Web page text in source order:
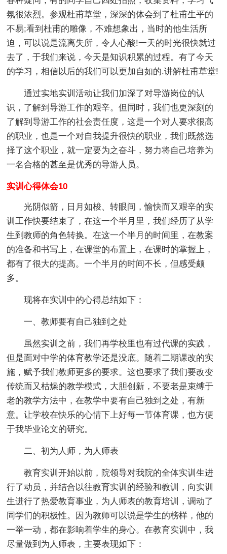
氛很浓烈。参观杜甫草堂，深深的体会到了杜甫生平的
不易;看到杜甫的雕像，不难想象出，当时的他生活所
迫，可以说是流离失所，令人心酸!一天的时光很快就过
去了，于我们来说，今天是知识积累的过程。有了今天
的学习，相信以后的我们可以更加自如的.讲解杜甫草堂!
通过实地实训活动让我们加深了对导游岗位的认
识，了解到导游工作的艰辛。但同时，我们也更深刻的
了解到导游工作的社会责任度，这是一个对人要求很高
的职业，也是一个对自我提升很快的职业，我们既然选
择了这个职业，就一定要为之奋斗，努力将自己培养为
一名合格的甚至是优秀的导游人员。
实训心得体会10
光阴似箭，日月如梭、转眼间，愉快而又艰辛的实
训工作快要结束了，在这一个半月里，我们经历了从学
生到教师的角色转换。在这一个半月的时间里，在教案
的准备和书写上，在课堂的布置上，在课时的掌握上，
都有了很大的提高。一个半月的时间不长，但感受颇
多。
现将在实训中的心得总结如下：
一、教师要有自己独到之处
虽然实训之前，我们再学校里也有过代课的实践，
但是面对中学的体育教学还是没底。随着二期课改的实
施，赋予我们教师更多的要求。这也要求了我们要改变
传统而又枯燥的教学模式，大胆创新，不要老是束缚于
老的教学方法中，在教学中要有自己独到之处，有新
意。让学校在快乐的心情下上好每一节体育课，也方便
于我毕业论文的研究。
二、初为人师，为人师表
教育实训开始以前，院领导对我院的全体实训生进
行了动员，并结合以往教育实训的经验和教训，向实训
生进行了热爱教育事业，为人师表的教育培训，调动了
同学们的积极性。因为教师可以说是学生的榜样，他的
一举一动，都在影响着学生的身心。在教育实训中，我
尽量做到为人师表，主要表现如下：